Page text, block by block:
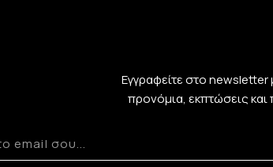
Εγγραφείτε στο newsletter
προνόμια, εκπτώσεις